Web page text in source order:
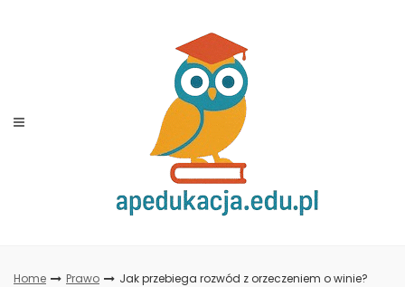
Home Prawo Jak przebiega rozwód z orzeczeniem o winie?